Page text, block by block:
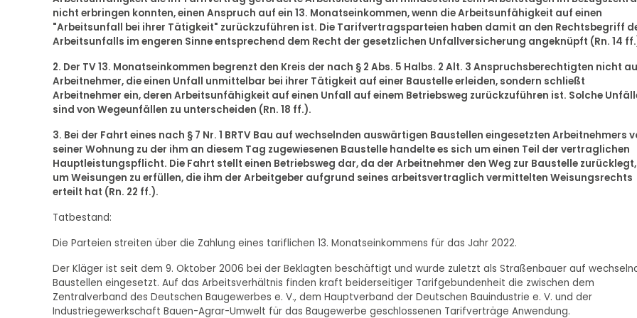
nicht erbringen konnten, einen Anspruch auf ein 13. Monatseinkommen, wenn die Arbeitsunfähigkeit auf einen
"Arbeitsunfall bei ihrer Tätigkeit" zurückzuführen ist. Die Tarifvertragsparteien haben damit an den Rechtsbegriff
Arbeitsunfalls im engeren Sinne entsprechend dem Recht der gesetzlichen Unfallversicherung angeknüpft (Rn. 14
2. Der TV 13. Monatseinkommen begrenzt den Kreis der nach § 2 Abs. 5 Halbs. 2 Alt. 3 Anspruchsberechtigten nicht
Arbeitnehmer, die einen Unfall unmittelbar bei ihrer Tätigkeit auf einer Baustelle erleiden, sondern schließt
Arbeitnehmer ein, deren Arbeitsunfähigkeit auf einen Unfall auf einem Betriebsweg zurückzuführen ist. Solche
sind von Wegeunfällen zu unterscheiden (Rn. 18 ff.).
3. Bei der Fahrt eines nach § 7 Nr. 1 BRTV Bau auf wechselnden auswärtigen Baustellen eingesetzten Arbeitnehmers
seiner Wohnung zu der ihm an diesem Tag zugewiesenen Baustelle handelte es sich um einen Teil der vertraglichen
Hauptleistungspflicht. Die Fahrt stellt einen Betriebsweg dar, da der Arbeitnehmer den Weg zur Baustelle zurücklegt,
um Weisungen zu erfüllen, die ihm der Arbeitgeber aufgrund seines arbeitsvertraglich vermittelten Weisungsrechts
erteilt hat (Rn. 22 ff.).
Tatbestand:
Die Parteien streiten über die Zahlung eines tariflichen 13. Monatseinkommens für das Jahr 2022.
Der Kläger ist seit dem 9. Oktober 2006 bei der Beklagten beschäftigt und wurde zuletzt als Straßenbauer auf
Baustellen eingesetzt. Auf das Arbeitsverhältnis finden kraft beiderseitiger Tarifgebundenheit die zwischen dem
Zentralverband des Deutschen Baugewerbes e. V., dem Hauptverband der Deutschen Bauindustrie e. V. und der
Industriegewerkschaft Bauen-Agrar-Umwelt für das Baugewerbe geschlossenen Tarifverträge Anwendung.